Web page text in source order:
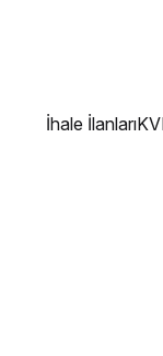
İhale İlanları